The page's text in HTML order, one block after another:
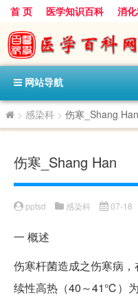
首 页 医学知识百科 消
心血管病科
呼吸科 神经科
内分泌科
口腔科
网站导航
> 感染科 > 伤寒_Shang Han
伤寒_Shang Han
pptsd 感染科 07-18
一 概述
伤寒杆菌造成之伤寒病
续性高热（40～41℃）